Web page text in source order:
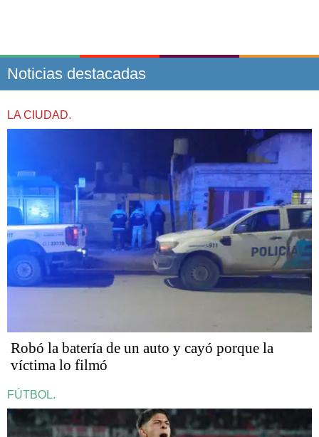
Noticias destacadas
LA CIUDAD.
Robó la batería de un auto y cayó porque la
víctima lo filmó
FÚTBOL.